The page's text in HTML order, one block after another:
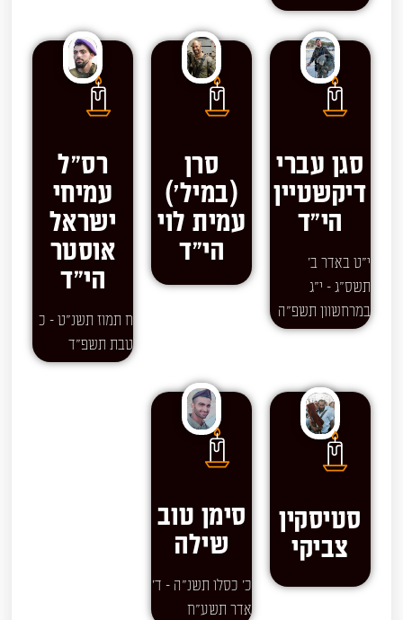
סגן עברי
דיקשטיין
הי"ד
י"ט באדר ב'
תשס"ג - י"ג
במרחשוון תשפ"ה
סרן
(במיל')
עמית לוי
הי"ד
רס"ל
עמיחי
ישראל
אוסטר
הי"ד
ח תמוז תשנ"ט - כ
טבת תשפ"ד
סטיסקין
צביקי
סימן טוב
שילה
כ' כסלו תשנ"ה - ד'
אדר תשע"ח